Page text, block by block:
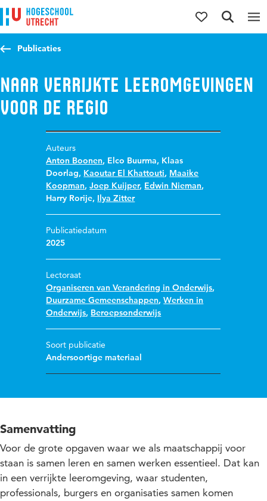
Direct naar de inhoud
Direct naar de hoofdnavigatie
Direct naar de zoekfunctie
Publicaties
Naar verrijkte leeromgevingen
voor de regio
Auteurs
Anton Boonen, Elco Buurma, Klaas
Doorlag, Kaoutar El Khattouti, Maaike
Koopman,Joep Kuijper, Edwin Nieman,
Harry Rorije, Ilya Zitter
Publicatiedatum
2025
Lectoraat
Organiseren van Verandering in Onderwijs,
Duurzame Gemeenschappen,Werken in
Onderwijs, Beroepsonderwijs
Soort publicatie
Andersoortige materiaal
Samenvatting
Voor de grote opgaven waar we als maatschappij voor
staan is samen leren en samen werken essentieel. Dat kan
in een verrijkte leeromgeving, waar studenten,
professionals, burgers en organisaties samen komen